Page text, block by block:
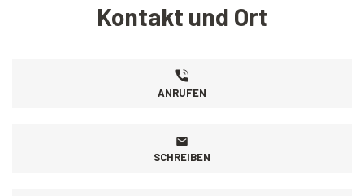
Kontakt und Ort
ANRUFEN
SCHREIBEN